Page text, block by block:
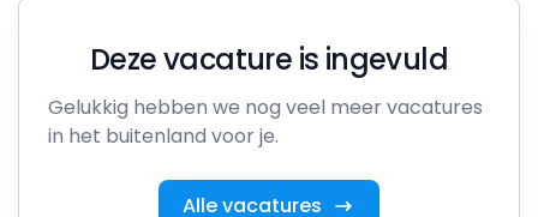
Deze vacature is ingevuld
Gelukkig hebben we nog veel meer vacatures
in het buitenland voor je.
Alle vacatures